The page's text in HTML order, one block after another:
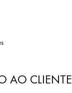
AO CLIENTE